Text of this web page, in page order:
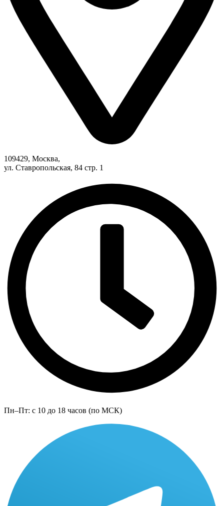
109429, Москва,
ул. Ставропольская, 84 стр. 1
Пн–Пт: с 10 до 18 часов (по МСК)